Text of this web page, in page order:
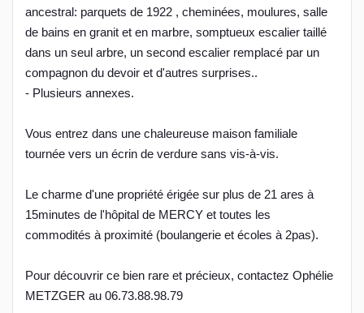
ancestral: parquets de 1922 , cheminées, moulures, salle
de bains en granit et en marbre, somptueux escalier taillé
dans un seul arbre, un second escalier remplacé par un
compagnon du devoir et d'autres surprises..
- Plusieurs annexes.
Vous entrez dans une chaleureuse maison familiale
tournée vers un écrin de verdure sans vis-à-vis.
Le charme d'une propriété érigée sur plus de 21 ares à
15minutes de l'hôpital de MERCY et toutes les
commodités à proximité (boulangerie et écoles à 2pas).
Pour découvrir ce bien rare et précieux, contactez Ophélie
METZGER au 06.73.88.98.79